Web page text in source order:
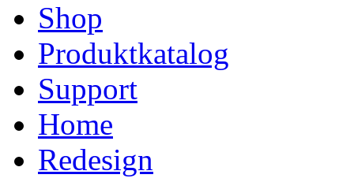
Shop
Produktkatalog
Support
Home
Redesign